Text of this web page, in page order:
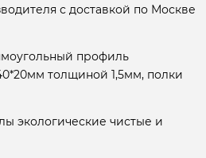
с доставкой по Москве
профиль
толщиной 1,5мм, полки
экологические чистые и